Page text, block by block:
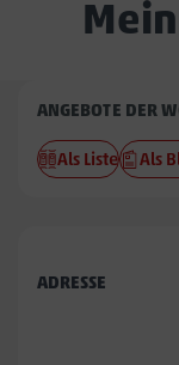
Penny
Mülsen
ANGEBOTE DER
Als Liste Als
ADRESSE